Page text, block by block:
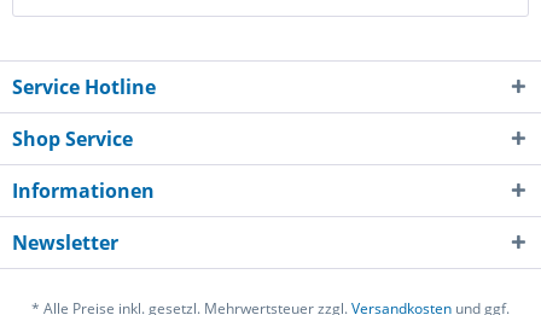
Service Hotline
Shop Service
Informationen
Newsletter
* Alle Preise inkl. gesetzl. Mehrwertsteuer zzgl.Versandkosten und ggf.